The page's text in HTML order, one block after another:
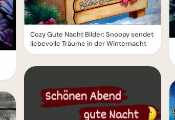
Cozy Gute Nacht Bilder: Snoopy sendet
liebevolle Träume in der Winternacht